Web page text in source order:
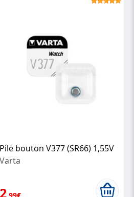
Pile bouton V377 (SR66) 1,55V
Varta
2,99€